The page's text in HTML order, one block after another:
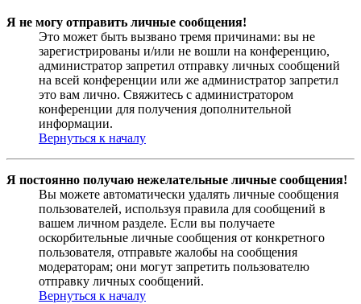
Я не могу отправить личные сообщения!
Это может быть вызвано тремя причинами: вы не
зарегистрированы и/или не вошли на конференцию,
администратор запретил отправку личных сообщений
на всей конференции или же администратор запретил
это вам лично. Свяжитесь с администратором
конференции для получения дополнительной
информации.
Вернуться к началу
Я постоянно получаю нежелательные личные сообщения!
Вы можете автоматически удалять личные сообщения
пользователей, используя правила для сообщений в
вашем личном разделе. Если вы получаете
оскорбительные личные сообщения от конкретного
пользователя, отправьте жалобы на сообщения
модераторам; они могут запретить пользователю
отправку личных сообщений.
Вернуться к началу